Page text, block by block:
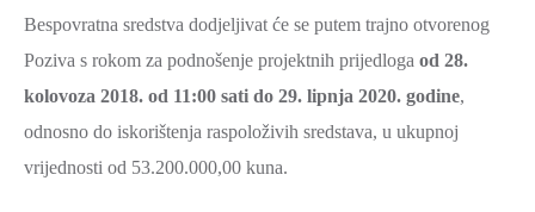
Bespovratna sredstva dodjeljivat će se putem trajno otvorenog
Poziva s rokom za podnošenje projektnih prijedloga od 28.
kolovoza 2018. od 11:00 sati do 29. lipnja 2020. godine,
odnosno do iskorištenja raspoloživih sredstava, u ukupnoj
vrijednosti od 53.200.000,00 kuna.